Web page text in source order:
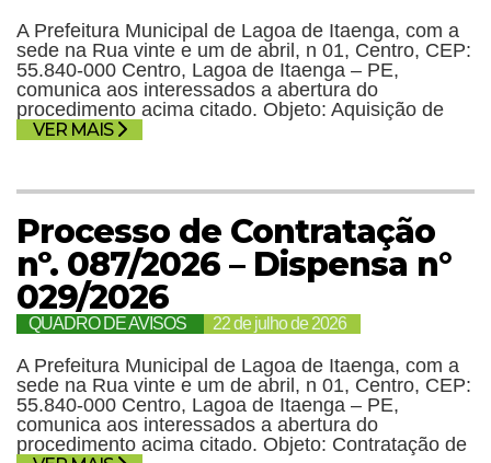
A Prefeitura Municipal de Lagoa de Itaenga, com a
sede na Rua vinte e um de abril, n 01, Centro, CEP:
55.840-000 Centro, Lagoa de Itaenga – PE,
comunica aos interessados a abertura do
procedimento acima citado. Objeto: Aquisição de
VER MAIS
Processo de Contratação
nº. 087/2026 – Dispensa n°
029/2026
QUADRO DE AVISOS 22 de julho de 2026
A Prefeitura Municipal de Lagoa de Itaenga, com a
sede na Rua vinte e um de abril, n 01, Centro, CEP:
55.840-000 Centro, Lagoa de Itaenga – PE,
comunica aos interessados a abertura do
procedimento acima citado. Objeto: Contratação de